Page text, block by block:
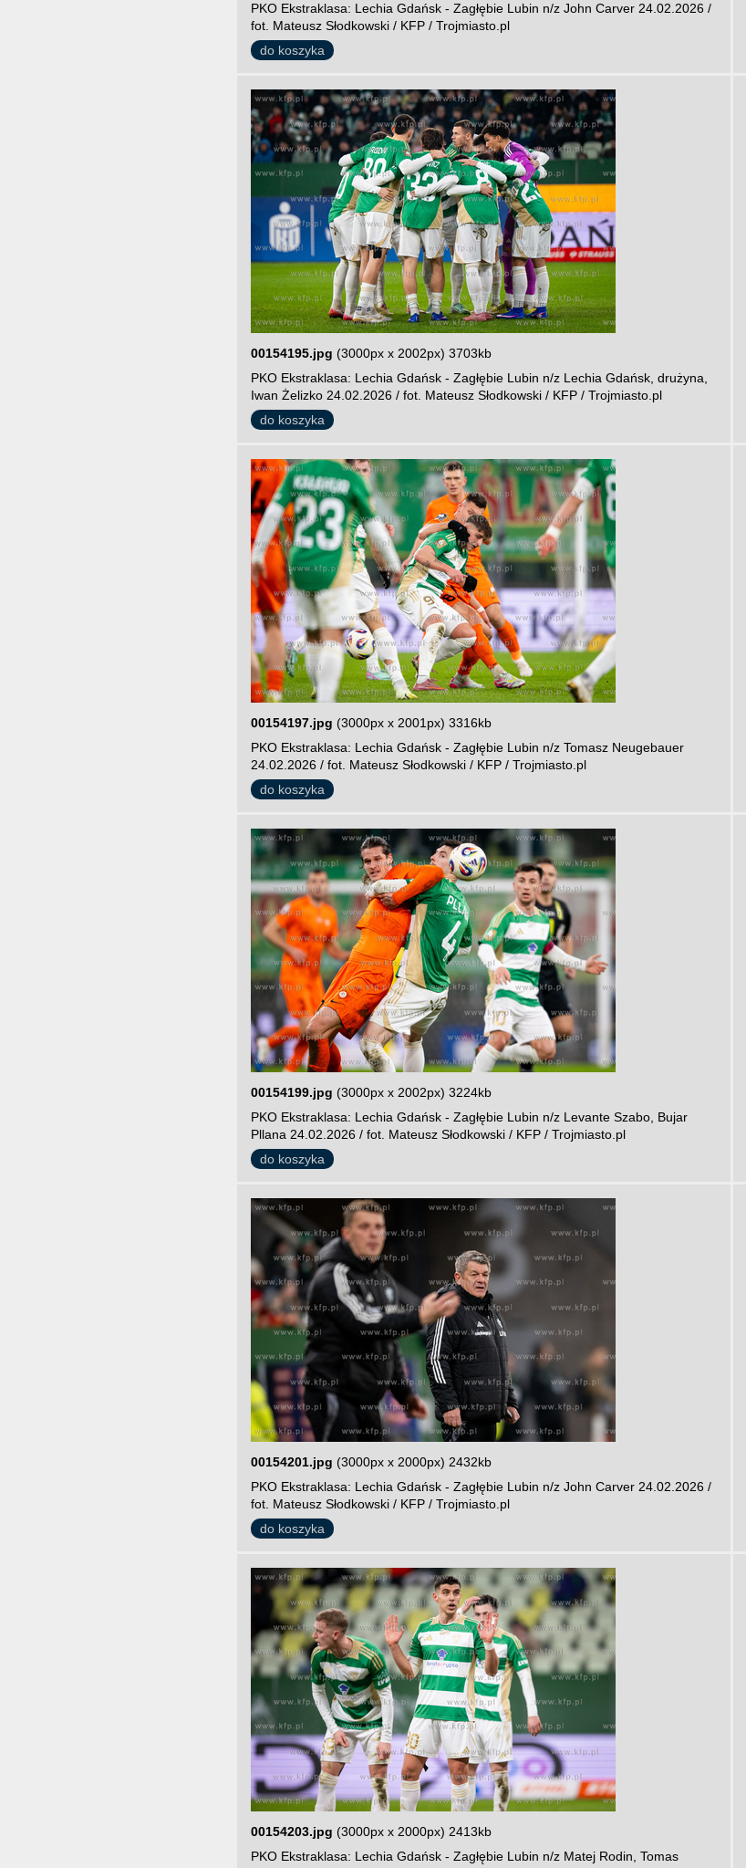
PKO Ekstraklasa: Lechia Gdańsk - Zagłębie Lubin n/z John Carver 24.02.2026 /
fot. Mateusz Słodkowski / KFP / Trojmiasto.pl
do koszyka
00154195.jpg (3000px x 2002px) 3703kb
PKO Ekstraklasa: Lechia Gdańsk - Zagłębie Lubin n/z Lechia Gdańsk, drużyna,
Iwan Żelizko 24.02.2026 / fot. Mateusz Słodkowski / KFP / Trojmiasto.pl
do koszyka
00154197.jpg (3000px x 2001px) 3316kb
PKO Ekstraklasa: Lechia Gdańsk - Zagłębie Lubin n/z Tomasz Neugebauer
24.02.2026 / fot. Mateusz Słodkowski / KFP / Trojmiasto.pl
do koszyka
00154199.jpg (3000px x 2002px) 3224kb
PKO Ekstraklasa: Lechia Gdańsk - Zagłębie Lubin n/z Levante Szabo, Bujar
Pllana 24.02.2026 / fot. Mateusz Słodkowski / KFP / Trojmiasto.pl
do koszyka
00154201.jpg (3000px x 2000px) 2432kb
PKO Ekstraklasa: Lechia Gdańsk - Zagłębie Lubin n/z John Carver 24.02.2026 /
fot. Mateusz Słodkowski / KFP / Trojmiasto.pl
do koszyka
00154203.jpg (3000px x 2000px) 2413kb
PKO Ekstraklasa: Lechia Gdańsk - Zagłębie Lubin n/z Matej Rodin, Tomas